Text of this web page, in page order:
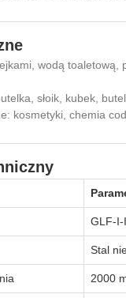
wodą
słoik, kubek,
kosmetyki, chemia
GLF-I-I
Stal
2000